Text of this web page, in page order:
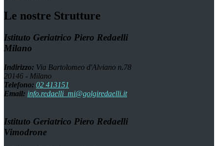
Le nostre Strutture
Istituto Geriatrico Piero Redaelli
Milano
Indirizzo: Via Bartolomeo d'Alviano n.78
20146 - Milano
Telefono: 02 413151
Email: info.redaelli_mi@golgiredaelli.it
Istituto Geriatrico Piero Redaelli
Vimodrone